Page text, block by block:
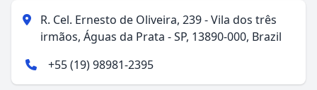
R. Cel. Ernesto de Oliveira, 239 - Vila dos três
irmãos, Águas da Prata - SP, 13890-000, Brazil
+55 (19) 98981-2395